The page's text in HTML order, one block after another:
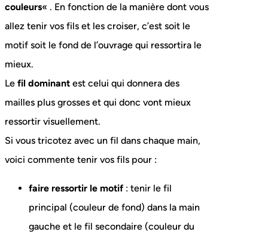
couleurs« . En fonction de la manière dont vous
allez tenir vos fils et les croiser, c’est soit le
motif soit le fond de l’ouvrage qui ressortira le
mieux.
Le fil dominant est celui qui donnera des
mailles plus grosses et qui donc vont mieux
ressortir visuellement.
Si vous tricotez avec un fil dans chaque main,
voici commente tenir vos fils pour :
faire ressortir le motif: tenir le fil
principal (couleur de fond) dans la main
gauche et le fil secondaire (couleur du